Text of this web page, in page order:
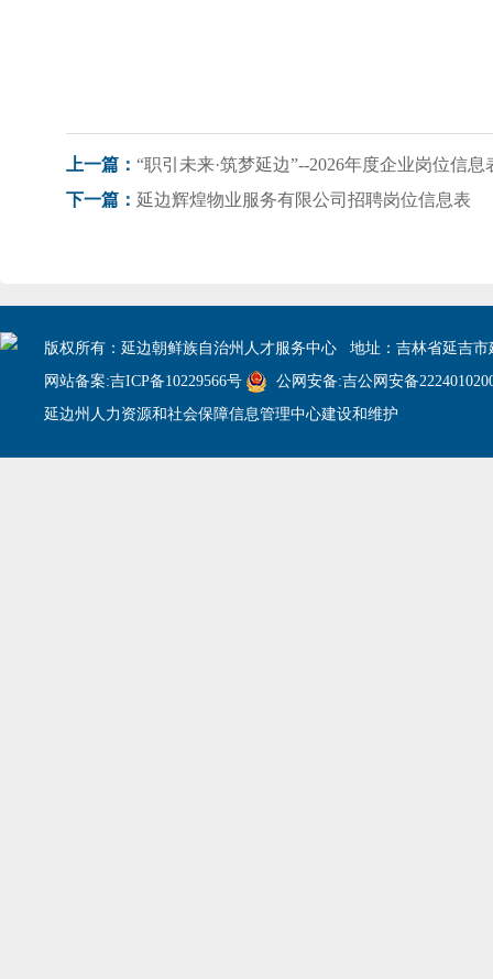
上一篇： “职引未来·筑梦延边”--2026年度企业岗位信
下一篇： 延边辉煌物业服务有限公司招聘岗位信息表
版权所有：延边朝鲜族自治州人才服务中心 地址：吉林省延吉市
网站备案:吉ICP备10229566号
公网安备:吉公网安备
延边州人力资源和社会保障信息管理中心建设和维护